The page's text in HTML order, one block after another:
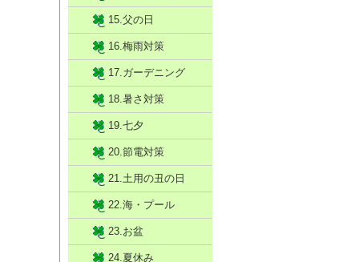
15.父の日
16.梅雨対策
17.ガーデニング
18.暑さ対策
19.七夕
20.節電対策
21.土用の丑の日
22.海・プール
23.お盆
24.夏休み